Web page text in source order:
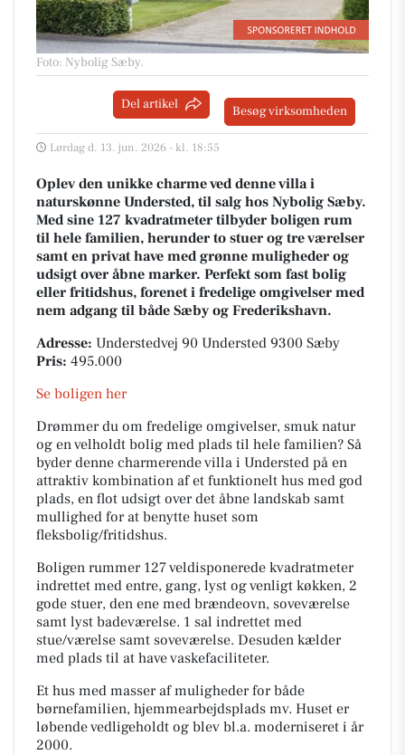
Foto: Nybolig Sæby.
Del artikel Besøg virksomheden
Lørdag d. 13. jun. 2026 - kl. 18:55
Oplev den unikke charme ved denne villa i
naturskønne Understed, til salg hos Nybolig Sæby.
Med sine 127 kvadratmeter tilbyder boligen rum
til hele familien, herunder to stuer og tre værelser
samt en privat have med grønne muligheder og
udsigt over åbne marker. Perfekt som fast bolig
eller fritidshus, forenet i fredelige omgivelser med
nem adgang til både Sæby og Frederikshavn.
Adresse: Understedvej 90 Understed 9300 Sæby
Pris: 495.000
Se boligen her
Drømmer du om fredelige omgivelser, smuk natur
og en velholdt bolig med plads til hele familien? Så
byder denne charmerende villa i Understed på en
attraktiv kombination af et funktionelt hus med god
plads, en flot udsigt over det åbne landskab samt
mullighed for at benytte huset som
fleksbolig/fritidshus.
Boligen rummer 127 veldisponerede kvadratmeter
indrettet med entre, gang, lyst og venligt køkken, 2
gode stuer, den ene med brændeovn, soveværelse
samt lyst badeværelse. 1 sal indrettet med
stue/værelse samt soveværelse. Desuden kælder
med plads til at have vaskefaciliteter.
Et hus med masser af muligheder for både
børnefamilien, hjemmearbejdsplads mv. Huset er
løbende vedligeholdt og blev bl.a. moderniseret i år
2000.